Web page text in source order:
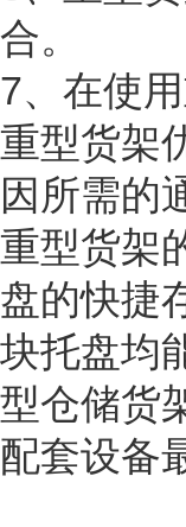
合。
7、在使
重型货架
因所需的
重型货架
盘的快捷
块托盘均
型仓储货
配套设备